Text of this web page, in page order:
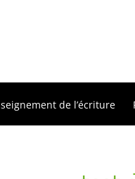
de l’écriture